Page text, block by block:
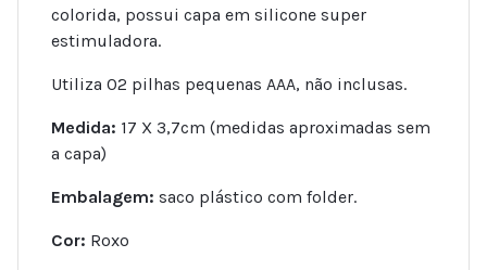
colorida, possui capa em silicone super
estimuladora.
Utiliza 02 pilhas pequenas AAA, não inclusas.
Medida: 17 X 3,7cm (medidas aproximadas sem
a capa)
Embalagem: saco plástico com folder.
Cor: Roxo